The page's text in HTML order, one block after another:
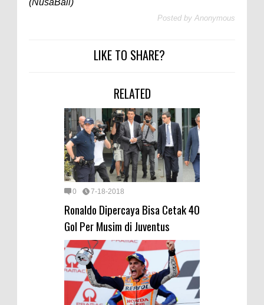
Posted by Anonymous
LIKE TO SHARE?
RELATED
0 7-18-2018
Ronaldo Dipercaya Bisa Cetak 40
Gol Per Musim di Juventus